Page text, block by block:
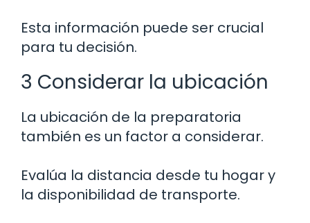
Esta información puede ser crucial
para tu decisión.
3 Considerar la ubicación
La ubicación de la preparatoria
también es un factor a considerar.
Evalúa la distancia desde tu hogar y
la disponibilidad de transporte.